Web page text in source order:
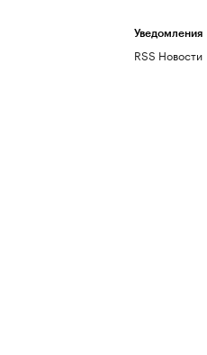
Уведомления
RSS Новости